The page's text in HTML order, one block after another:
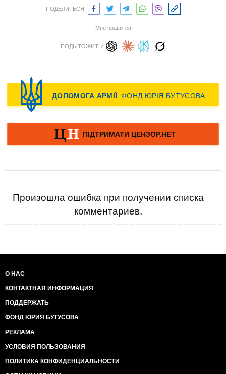
ПОДЕЛИТЬСЯ:
Мне нравится
ПОДЫТОЖИТЬ:
Произошла ошибка при получении списка
комментариев.
О НАС
КОНТАКТНАЯ ИНФОРМАЦИЯ
ПОДДЕРЖАТЬ
ФОНД ЮРИЯ БУТУСОВА
РЕКЛАМА
УСЛОВИЯ ПОЛЬЗОВАНИЯ
ПОЛИТИКА КОНФИДЕНЦИАЛЬНОСТИ